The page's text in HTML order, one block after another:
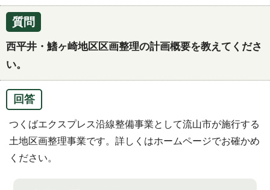
質問
西平井・鰭ヶ崎地区区画整理の計画概要を教えてくださ
い。
回答
つくばエクスプレス沿線整備事業として流山市が施行する
土地区画整理事業です。詳しくはホームページでお確かめ
ください。